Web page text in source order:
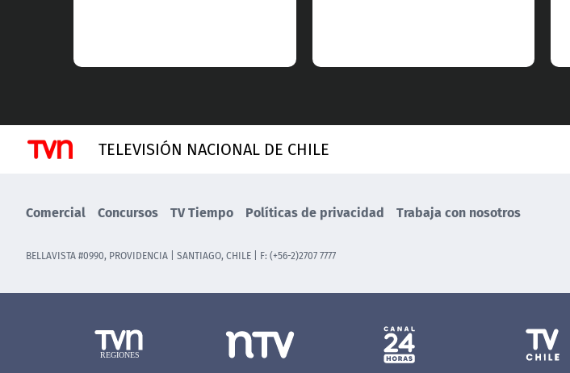
TELEVISIÓN NACIONAL DE CHILE
Comercial Concursos TV Tiempo Políticas de privacidad Trabaja con nosotros
BELLAVISTA #0990, PROVIDENCIA | SANTIAGO, CHILE | F: (+56-2)2707 7777